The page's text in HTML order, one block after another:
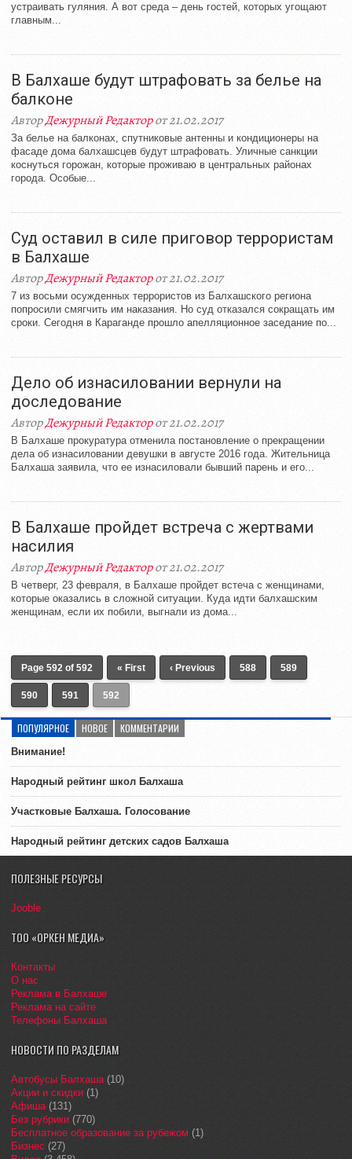
устраивать гуляния. А вот среда – день гостей, которых угощают
главным...
В Балхаше будут штрафовать за белье на
балконе
АвторДежурный Редакторот 21.02.2017
За белье на балконах, спутниковые антенны и кондиционеры на
фасаде дома балхашсцев будут штрафовать. Уличные санкции
коснуться горожан, которые проживаю в центральных районах
города. Особые...
Суд оставил в силе приговор террористам
в Балхаше
АвторДежурный Редакторот 21.02.2017
7 из восьми осужденных террористов из Балхашского региона
попросили смягчить им наказания. Но суд отказался сокращать им
сроки. Сегодня в Караганде прошло апелляционное заседание по...
Дело об изнасиловании вернули на
доследование
АвторДежурный Редакторот 21.02.2017
В Балхаше прокуратура отменила постановление о прекращении
дела об изнасиловании девушки в августе 2016 года. Жительница
Балхаша заявила, что ее изнасиловали бывший парень и его...
В Балхаше пройдет встреча с жертвами
насилия
АвторДежурный Редакторот 21.02.2017
В четверг, 23 февраля, в Балхаше пройдет встеча с женщинами,
которые оказались в сложной ситуации. Куда идти балхашским
женщинам, если их побили, выгнали из дома...
Page 592 of 592 « First ‹ Previous 588 589
590 591 592
ПОПУЛЯРНОЕ НОВОЕ КОММЕНТАРИИ
Внимание!
Народный рейтинг школ Балхаша
Участковые Балхаша. Голосование
Народный рейтинг детских садов Балхаша
ПОЛЕЗНЫЕ РЕСУРСЫ
Jooble
ТОО «ОРКЕН МЕДИА»
Контакты
О нас
Реклама в Балхаше
Реклама на сайте
Телефоны Балхаша
НОВОСТИ ПО РАЗДЕЛАМ
Автобусы Балхаша(10)
Акции и скидки (1)
Афиша(131)
Без рубрики (770)
Бесплатное образование за рубежом (1)
Бизнес (27)